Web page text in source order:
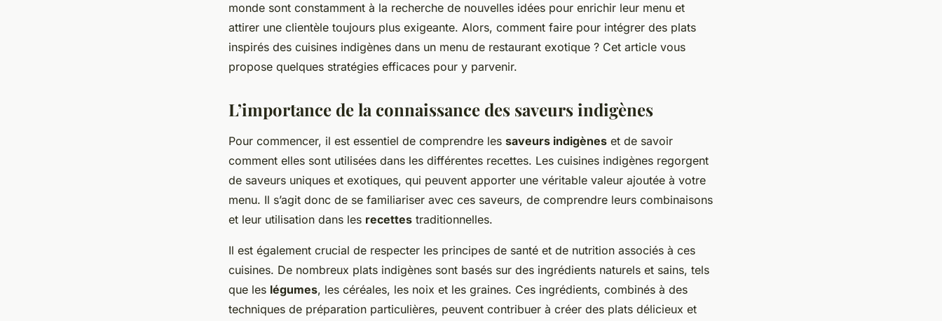
monde sont constamment à la recherche de nouvelles idées pour enrichir leur menu et
attirer une clientèle toujours plus exigeante. Alors, comment faire pour intégrer des plats
inspirés des cuisines indigènes dans un menu de restaurant exotique ? Cet article vous
propose quelques stratégies efficaces pour y parvenir.
L’importance de la connaissance des saveurs indigènes
Pour commencer, il est essentiel de comprendre les saveurs indigènes et de savoir
comment elles sont utilisées dans les différentes recettes. Les cuisines indigènes regorgent
de saveurs uniques et exotiques, qui peuvent apporter une véritable valeur ajoutée à votre
menu. Il s’agit donc de se familiariser avec ces saveurs, de comprendre leurs combinaisons
et leur utilisation dans les recettes traditionnelles.
Il est également crucial de respecter les principes de santé et de nutrition associés à ces
cuisines. De nombreux plats indigènes sont basés sur des ingrédients naturels et sains, tels
que les légumes, les céréales, les noix et les graines. Ces ingrédients, combinés à des
techniques de préparation particulières, peuvent contribuer à créer des plats délicieux et